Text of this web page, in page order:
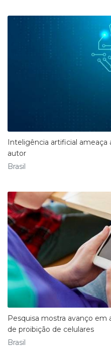
Inteligência artificial ameaça
autor
Brasil
Pesquisa mostra avanço
de proibição de celulares
Brasil